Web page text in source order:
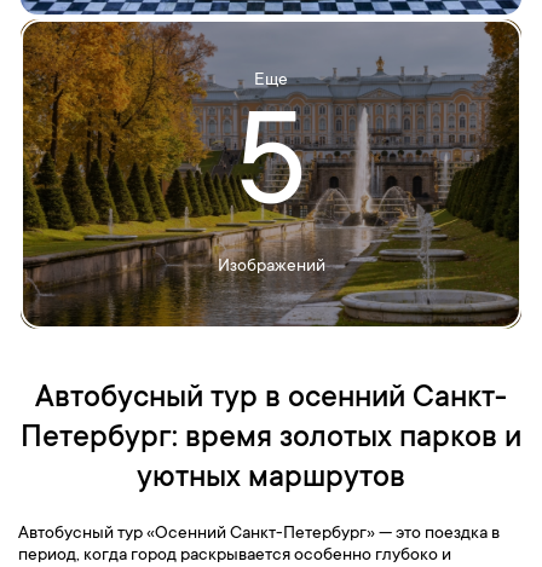
Еще
5
Изображений
Автобусный тур в осенний Санкт-
Петербург: время золотых парков и
уютных маршрутов
Автобусный тур «Осенний Санкт-Петербург» — это поездка в
период, когда город раскрывается особенно глубоко и